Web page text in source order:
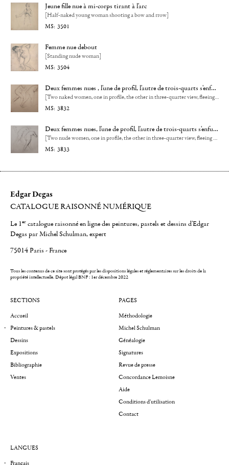
Jeune fille nue à mi-corps tirant à l'arc
[Half-naked young woman shooting a bow and rrow]
3501
Femme nue debout
[Standing nude woman]
3504
Deux femmes nues , l'une de profil, l'autre de trois-quarts s'enfuyant - Etude pour La scène de guerre
[Two naked women, one in profile, the other in three-quarter view, fleeing - Study for La scène de guerre]
3832
Deux femmes nues, l'une de profil, l'autre de trois-quarts s'enfuyant et étude de jambes
[Two nude women, one in profile, the other in three-quarter view, fleeing and a study of legs]
3833
Edgar Degas
CATALOGUE RAISONNÉ NUMÉRIQUE
Le 1er catalogue raisonné en ligne des peintures, pastels et dessins d'Edgar
Degas par Michel Schulman, expert
75014 Paris - France
Tous les contenus de ce site sont protégés par les dispositions légales et réglementaires sur les droits de la
propriété intellectuelle.Dépot légal BNF : 1er décembre 2022
SECTIONS
Accueil
Peintures & pastels
Dessins
Expositions
Bibliographie
Ventes
PAGES
Méthodologie
Michel Schulman
Généalogie
Signatures
Revue de presse
Concordance Lemoisne
Aide
Conditions d'utilisation
Contact
LANGUES
Français